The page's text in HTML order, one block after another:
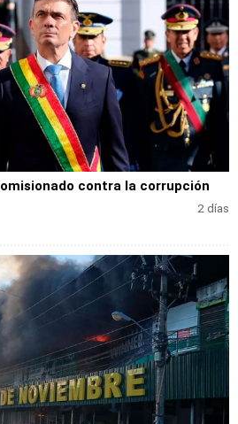
contra la corrupción
2 días